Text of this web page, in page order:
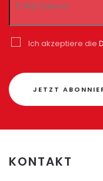
Ich akzeptiere die
JETZT
KONTAKT